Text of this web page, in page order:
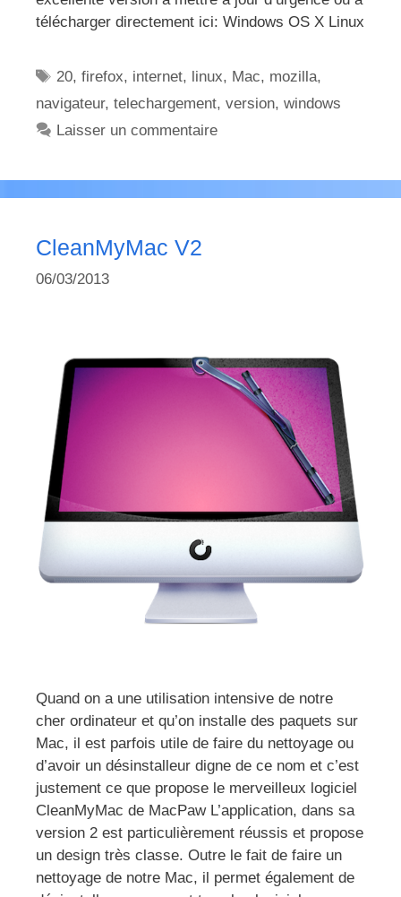
télécharger directement ici: Windows OS X Linux
Étiquettes
20,firefox, internet, linux, Mac, mozilla,
navigateur, telechargement, version, windows
Laisser un commentaire
CleanMyMac V2
06/03/2013
Quand on a une utilisation intensive de notre
cher ordinateur et qu’on installe des paquets sur
Mac, il est parfois utile de faire du nettoyage ou
d’avoir un désinstalleur digne de ce nom et c’est
justement ce que propose le merveilleux logiciel
CleanMyMac de MacPaw L’application, dans sa
version 2 est particulièrement réussis et propose
un design très classe. Outre le fait de faire un
nettoyage de notre Mac, il permet également de